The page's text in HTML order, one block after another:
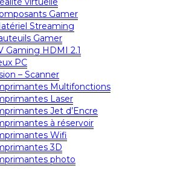
Gamer
Streaming
Gamer
Gaming HDMI 2.1
PC
– Scanner
Multifonctions
Laser
Jet d’Encre
à réservoir
Wifi
3D
photo